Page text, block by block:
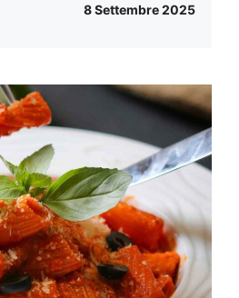
8 Settembre 2025